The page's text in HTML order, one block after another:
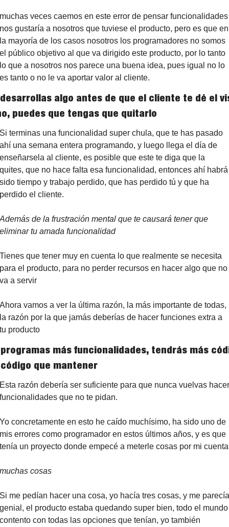
veces caemos en este error de pensar funcionalidades
gustaría a nosotros que tuviese el producto, pero es que en
mayoría de los casos nosotros los programadores no somos
público objetivo al que va dirigido este producto, por lo tanto
que a nosotros nos parece una buena idea, pues igual no lo
tanto o no le va aportar valor al cliente.
algo antes de que el cliente te dé el
puedes que tengas que quitarlo
terminas una funcionalidad super chula, que te has pasado
una semana entera programando, y luego llega el día de
al cliente, es posible que este te diga que la
que no hace falta esa funcionalidad, entonces ahí habrá
tiempo y trabajo perdido, que has perdido tú y que ha
el cliente.
de la frustración mental que te causará tener que
tu amada funcionalidad
que tener muy en cuenta lo que realmente se necesita
el producto, para no perder recursos en hacer algo que no
a servir
vamos a ver la última razón, la más importante de todas,
razón por la que jamás deberías de hacer funciones extra a
producto
más funcionalidades, tendrás más
que mantener
razón debería ser suficiente para que nunca vuelvas hacer
que no te pidan.
concretamente en esto he caído muchísimo, ha sido uno de
errores como programador en estos últimos años, y es que
un proyecto donde empecé a meterle cosas por mi cuenta
cosas
me pedían hacer una cosa, yo hacía tres cosas, y me parecía
el producto estaba quedando super bien, todo el mundo
con todas las opciones que tenían, yo también